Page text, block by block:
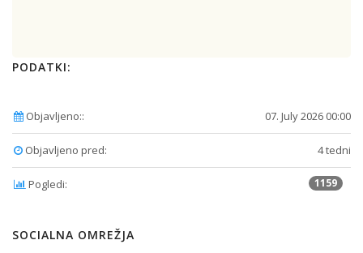
PODATKI:
Objavljeno:: 07. July 2026 00:00
Objavljeno pred: 4 tedni
Pogledi: 1159
SOCIALNA OMREŽJA